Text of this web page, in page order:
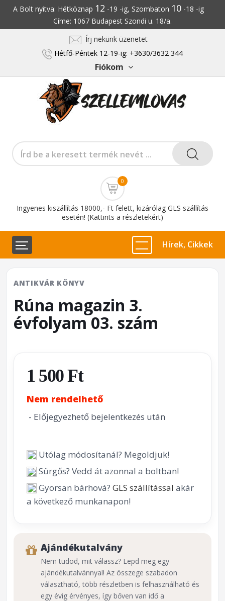
A Bolt nyitva: Hétköznap 12 -19 -ig, Szombaton 10-18 -ig
Címe: 1067 Budapest Szondi u. 18/a.
Írj nekünk üzenetet
Hétfő-Péntek 12-19-ig: +3630/3632 344
Fiókom
0
Ingyenes kiszállítás 18000,- Ft felett, kizárólag GLS szállítás
esetén! (Kattints a részletekért)
Hírek, Cikkek
ANTIKVÁR KÖNYV
Rúna magazin 3.
évfolyam 03. szám
1 500 Ft
Nem rendelhető
- Előjegyezhető bejelentkezés után
Utólag módosítanál? Megoldjuk!
Sürgős? Vedd át azonnal a boltban!
Gyorsan bárhová? GLS szállítással akár
a következő munkanapon!
Ajándékutalvány
Nem tudod, mit válassz? Lepd meg egy
ajándékutalvánnyal! Az összege szabadon
választható, több részletben is felhasználható és
egy évig érvényes, így bőven van idő a